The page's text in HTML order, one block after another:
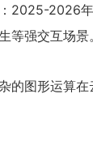
2025-2026
等强交互场景。
的图形运算